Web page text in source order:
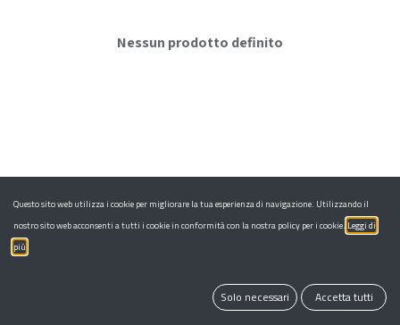
Nessun prodotto definito
Questo sito web utilizza i cookie per migliorare la tua esperienza di navigazione. Utilizzando il
nostro sito web acconsenti a tutti i cookie in conformità con la nostra policy per i cookie. Leggi di
più
Solo necessari Accetta tutti